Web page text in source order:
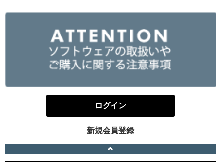
ログイン
新規会員登録